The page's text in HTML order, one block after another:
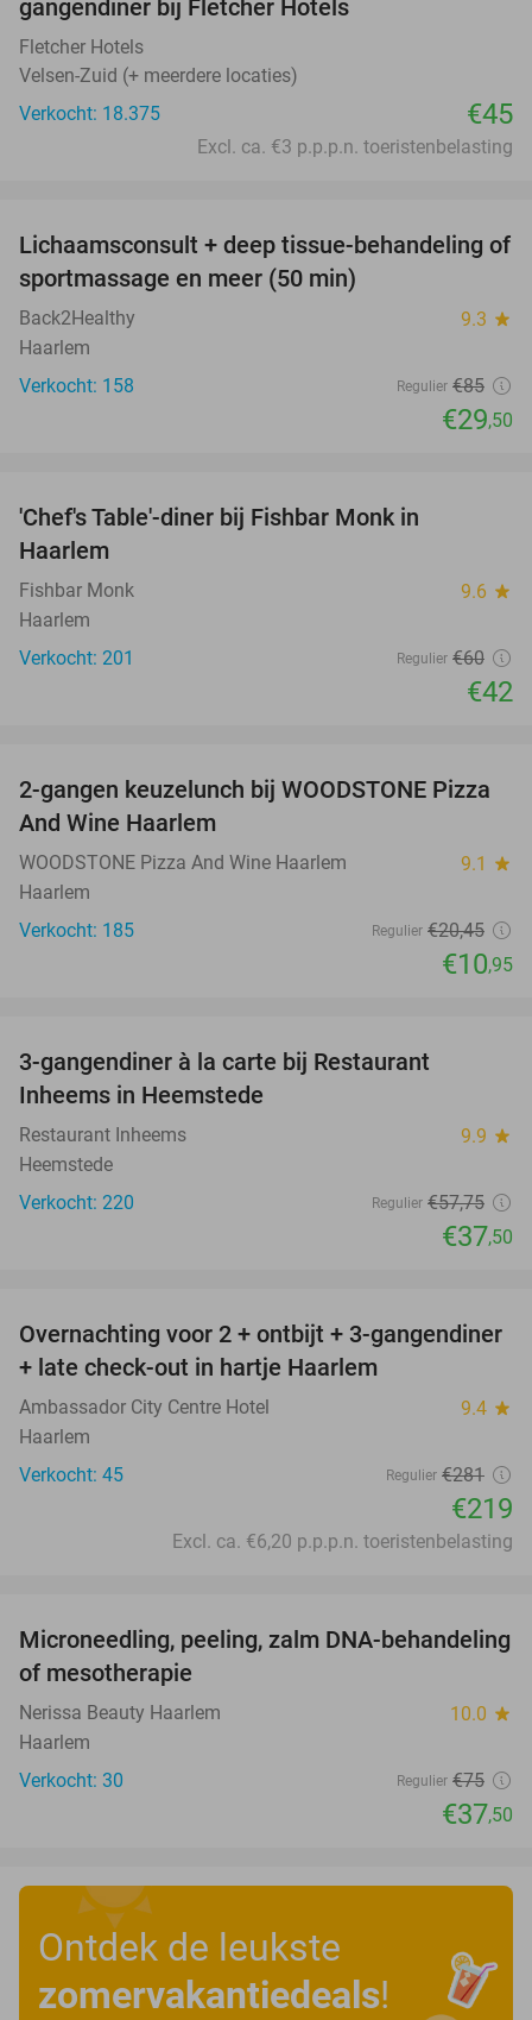
gangendiner bij Fletcher Hotels
Fletcher Hotels
Velsen-Zuid (+ meerdere locaties)
Verkocht: 18.375
€45
Excl. ca. €3 p.p.p.n. toeristenbelasting
65%
Lichaamsconsult + deep tissue-behandeling of
sportmassage en meer (50 min)
Back2Healthy 9.3 star
Haarlem
Verkocht: 158
Regulier €85
€29,50
'Chef's Table'-diner bij Fishbar Monk in
Haarlem
Fishbar Monk 9.6 star
Haarlem
Verkocht: 201
Regulier €60
€42
46%
2-gangen keuzelunch bij WOODSTONE Pizza
And Wine Haarlem
WOODSTONE Pizza And Wine Haarlem 9.1 star
Haarlem
Verkocht: 185
Regulier €20,45
€10,95
3-gangendiner à la carte bij Restaurant
Inheems in Heemstede
Restaurant Inheems 9.9 star
Heemstede
Verkocht: 220
Regulier €57,75
€37,50
22%
Overnachting voor 2 + ontbijt + 3-gangendiner
+ late check-out in hartje Haarlem
Ambassador City Centre Hotel 9.4 star
Haarlem
Verkocht: 45
Regulier €281
€219
Excl. ca. €6,20 p.p.p.n. toeristenbelasting
50%
Microneedling, peeling, zalm DNA-behandeling
of mesotherapie
Nerissa Beauty Haarlem 10.0 star
Haarlem
Verkocht: 30
Regulier €75
€37,50
Ontdek de leukste
zomervakantiedeals!